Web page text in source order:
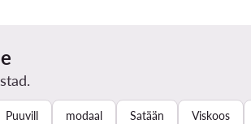
Puuvill modaal Satään Viskoos